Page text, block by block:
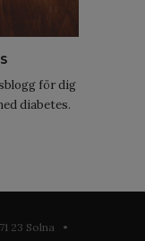
för dig
diabetes.
23 Solna •